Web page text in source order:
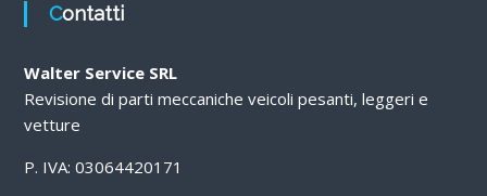
Contatti
Walter Service SRL
Revisione di parti meccaniche veicoli pesanti, leggeri e
vetture
P. IVA: 03064420171